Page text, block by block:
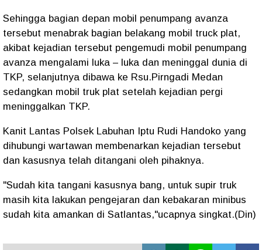
Sehingga bagian depan mobil penumpang avanza
tersebut menabrak bagian belakang mobil truck plat,
akibat kejadian tersebut pengemudi mobil penumpang
avanza mengalami luka – luka dan meninggal dunia di
TKP, selanjutnya dibawa ke Rsu.Pirngadi Medan
sedangkan mobil truk plat setelah kejadian pergi
meninggalkan TKP.
Kanit Lantas Polsek Labuhan Iptu Rudi Handoko yang
dihubungi wartawan membenarkan kejadian tersebut
dan kasusnya telah ditangani oleh pihaknya.
"Sudah kita tangani kasusnya bang, untuk supir truk
masih kita lakukan pengejaran dan kebakaran minibus
sudah kita amankan di Satlantas,"ucapnya singkat.(Din)